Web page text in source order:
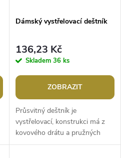
Dámský vystřelovací deštník
136,23 Kč
Skladem 36 ks
ZOBRAZIT
Průsvitný deštník je
vystřelovací, konstrukci má z
kovového drátu a pružných
lamel, tvoří osm polí. Díky nim